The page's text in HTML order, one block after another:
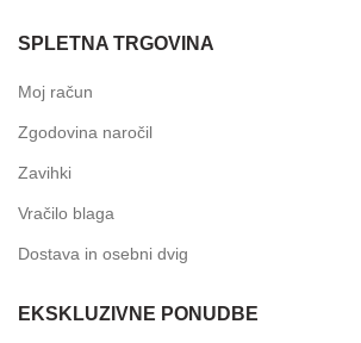
SPLETNA TRGOVINA
Moj račun
Zgodovina naročil
Zavihki
Vračilo blaga
Dostava in osebni dvig
EKSKLUZIVNE PONUDBE